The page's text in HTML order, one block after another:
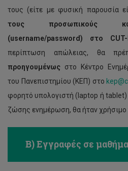
τους (είτε με φυσική παρουσία
τους προσωπικούς
(username/password) στο
περίπτωση απώλειας, θα
προηγουμένως στο Κέντρο
του Πανεπιστημίου (ΚΕΠ) στο
φορητό υπολογιστή (laptop ή tablet)
ζώσης ενημέρωση, θα ήταν χρήσιμο
Β) Εγγραφές σε